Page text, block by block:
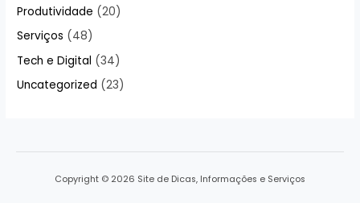
Produtividade (20)
Serviços (48)
Tech e Digital (34)
Uncategorized (23)
Copyright © 2026 Site de Dicas, Informações e Serviços